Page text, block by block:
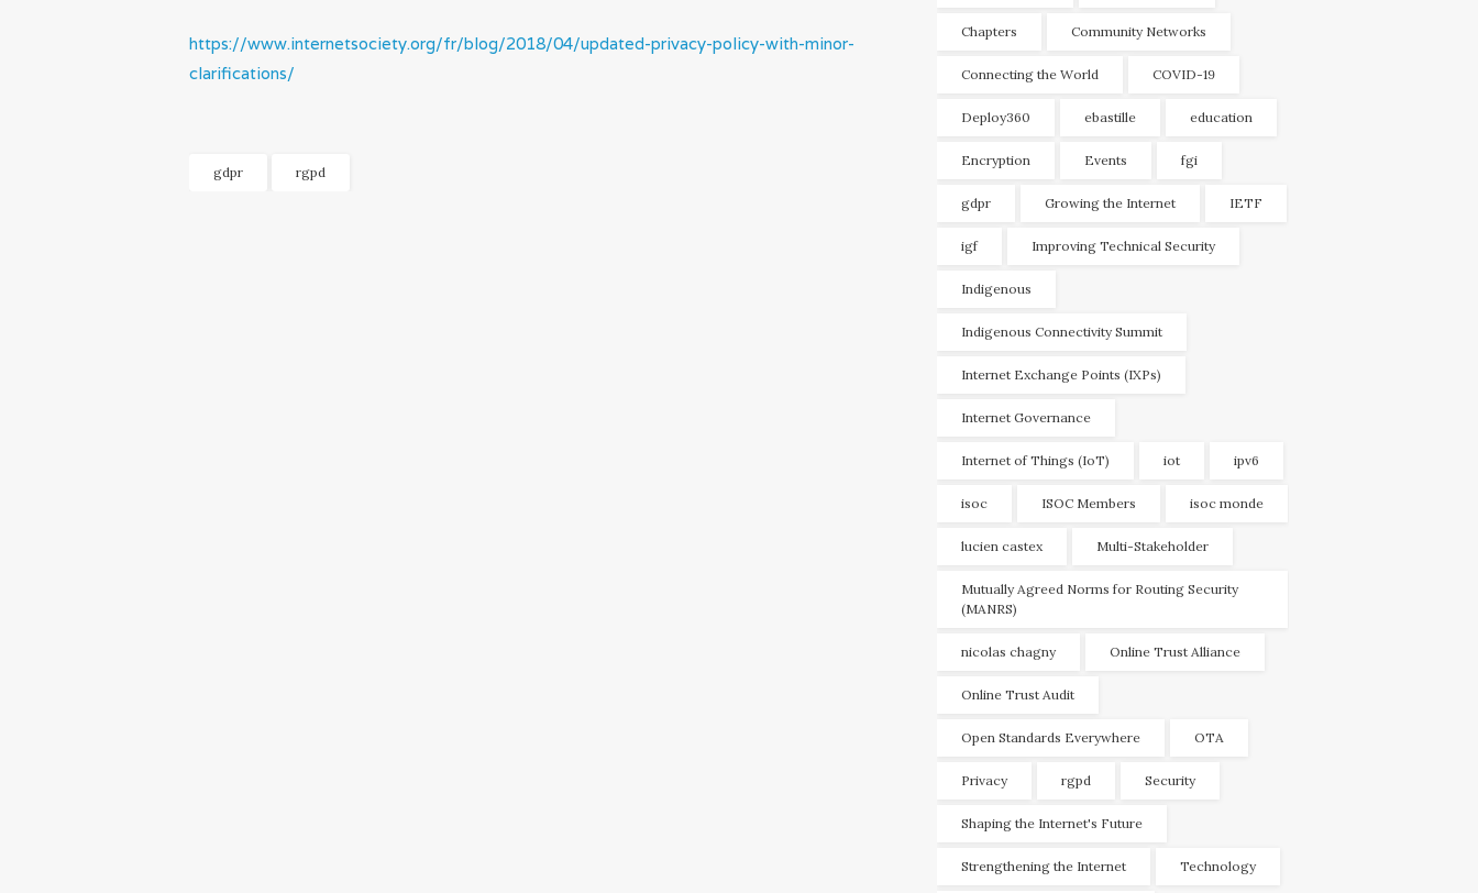
https://www.internetsociety.org/fr/blog/2018/04/updated-privacy-policy-with-minor-
clarifications/
gdpr rgpd
Chapters Community Networks
Connecting the World COVID-19
Deploy360 ebastille education
Encryption Events fgi
gdpr Growing the Internet IETF
igf Improving Technical Security
Indigenous
Indigenous Connectivity Summit
Internet Exchange Points (IXPs)
Internet Governance
Internet of Things (IoT) iot ipv6
isoc ISOC Members isoc monde
lucien castex Multi-Stakeholder
Mutually Agreed Norms for Routing Security
(MANRS)
nicolas chagny Online Trust Alliance
Online Trust Audit
Open Standards Everywhere OTA
Privacy rgpd Security
Shaping the Internet's Future
Strengthening the Internet Technology